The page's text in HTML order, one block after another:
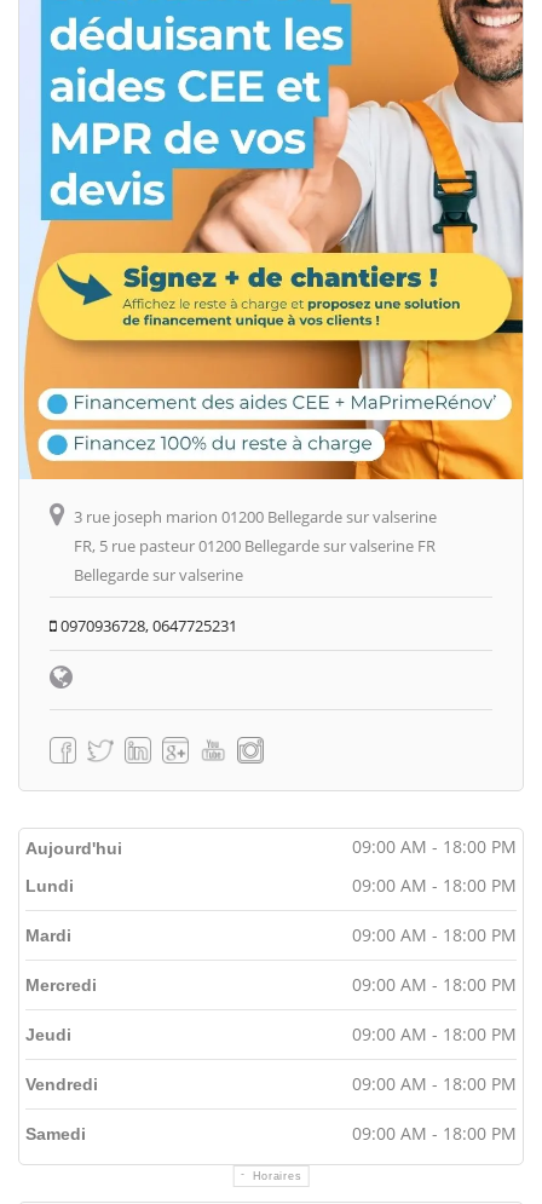
3 rue joseph marion 01200 Bellegarde sur valserine
FR, 5 rue pasteur 01200 Bellegarde sur valserine FR
Bellegarde sur valserine
0970936728, 0647725231
Aujourd'hui 09:00 AM - 18:00 PM
Horaires
Lundi 09:00 AM - 18:00 PM
Mardi 09:00 AM - 18:00 PM
Mercredi 09:00 AM - 18:00 PM
Jeudi 09:00 AM - 18:00 PM
Vendredi 09:00 AM - 18:00 PM
Samedi 09:00 AM - 18:00 PM